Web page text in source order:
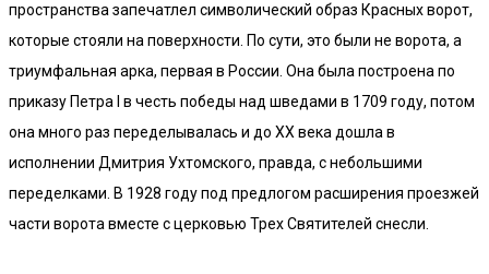
пространства запечатлел символический образ Красных ворот,
которые стояли на поверхности. По сути, это были не ворота, а
триумфальная арка, первая в России. Она была построена по
приказу Петра I в честь победы над шведами в 1709 году, потом
она много раз переделывалась и до XX века дошла в
исполнении Дмитрия Ухтомского, правда, с небольшими
переделками. В 1928 году под предлогом расширения проезжей
части ворота вместе с церковью Трех Святителей снесли.